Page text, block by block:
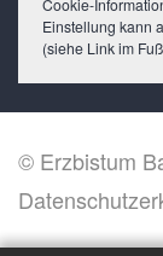
Einstellung kann
(siehe Link im
© Erzbistum